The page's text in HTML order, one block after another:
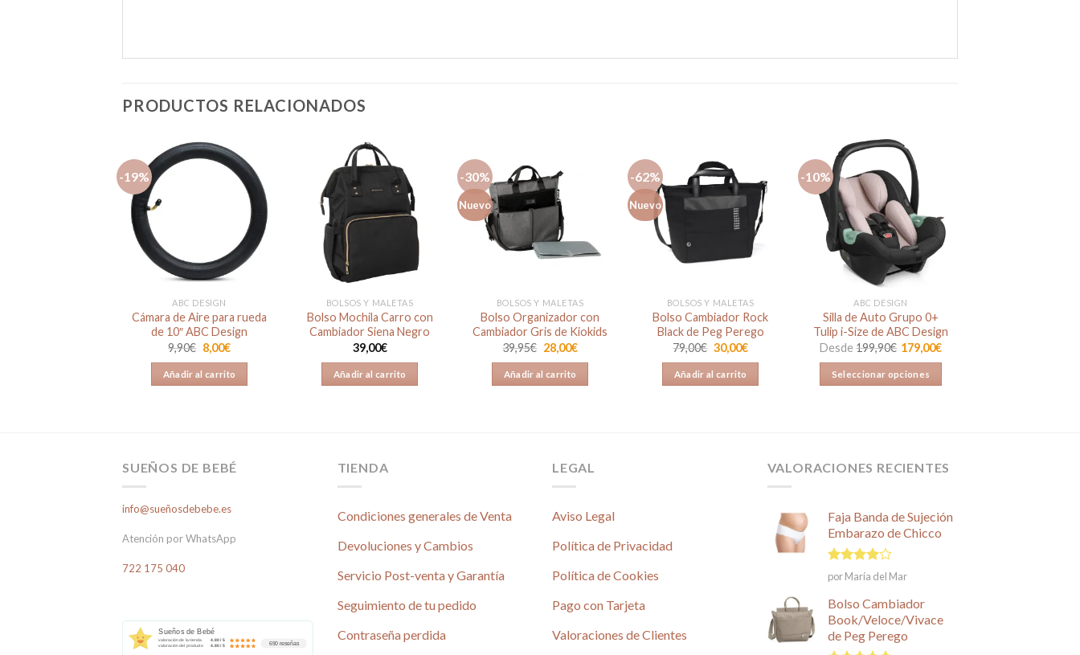
PRODUCTOS RELACIONADOS
-19%
Añadir
a la
lista de
deseos
ABC DESIGN
Cámara de Aire para rueda
de 10″ ABC Design
9,90€ El
precio
original
era:
8,00€El
es:
Añadir al carrito
Añadir
a la
deseos
BOLSOS Y MALETAS
Bolso Mochila Carro con
Cambiador Siena Negro
39,00€
Añadir al carrito
-30%
Nuevo
deseos
BOLSOS Y MALETAS
Bolso Organizador con
Cambiador Gris de Kiokids
39,95€ El
precio
original
era:
28,00€El
Añadir al carrito
-62%
Nuevo
Añadir
a la
lista de
deseos
BOLSOS Y MALETAS
Bolso Cambiador Rock
Black de Peg Perego
79,00€ El
precio
original
era:
30,00€El
Añadir al carrito
-10%
Añadir
a la
lista de
deseos
ABC DESIGN
Silla de Auto Grupo 0+
Tulip i-Size de ABC Design
Desde199,90€ 179,00€
Seleccionar opciones
variantes.
se
pueden
elegir
en
página
de
SUEÑOS DE BEBÉ
info@sueñosdebebe.es
Atención por WhatsApp
722 175 040
Sueños de Bebé
valoración de la tienda 4.80 / 5
valoración del producto 4.80 / 5 690 reseñas
TIENDA
Condiciones generales de Venta
Devoluciones y Cambios
Servicio Post-venta y Garantía
Seguimiento de tu pedido
Contraseña perdida
LEGAL
Aviso Legal
Política de Privacidad
Política de Cookies
Pago con Tarjeta
Valoraciones de Clientes
VALORACIONES RECIENTES
Faja Banda de Sujeción
Embarazo de Chicco
Valorado
en
5
por María del Mar
Bolso Cambiador
Book/Veloce/Vivace
de Peg Perego